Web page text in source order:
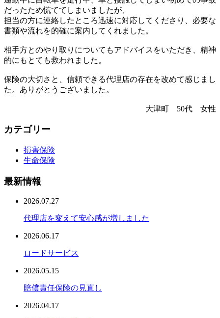
だったため慌ててしまいましたが、
担当の方に連絡したところ迅速に対応してくださり、必要な
書類や流れを的確に案内してくれました。
相手方とのやり取りについてもアドバイスをいただき、精神
的にもとても救われました。
保険の大切さと、信頼できる代理店の存在を改めて感じまし
た。ありがとうございました。
大津町 50代 女性
カテゴリー
損害保険
生命保険
最新情報
2026.07.27
代理店を変えて安心感が増しました
2026.06.17
ロードサービス
2026.05.15
賠償責任保険の見直し
2026.04.17